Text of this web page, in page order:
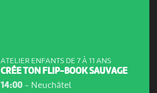
ATELIER ENFANTS DE 7 À 11 ANS
CRÉE TON FLIP-BOOK SAUVAGE
14:00- Neuchâtel